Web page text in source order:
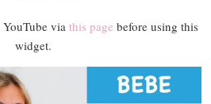
via this page before using this
widget.